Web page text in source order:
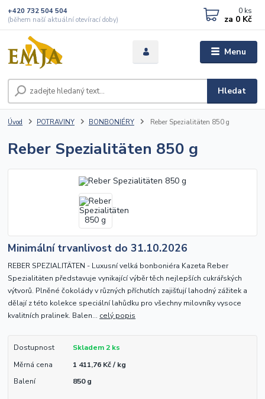
Menu
Hledat
+420 732 504 504
(během naší aktuální otevírací doby)
0 ks
za 0 Kč
Úvod POTRAVINY BONBONIÉRY Reber Spezialitäten 850 g
Reber Spezialitäten 850 g
Minimální trvanlivost do 31.10.2026
REBER SPEZIALITÄTEN - Luxusní velká bonboniéra Kazeta Reber
Spezialitäten představuje vynikající výběr těch nejlepších cukrářských
výtvorů. Plněné čokolády v různých příchutích zajišťují lahodný zážitek a
dělají z této kolekce speciální lahůdku pro všechny milovníky vysoce
kvalitních pralinek. Balen... celý popis
Dostupnost
Skladem 2 ks
Měrná cena
1 411,76 Kč / kg
Balení
850 g